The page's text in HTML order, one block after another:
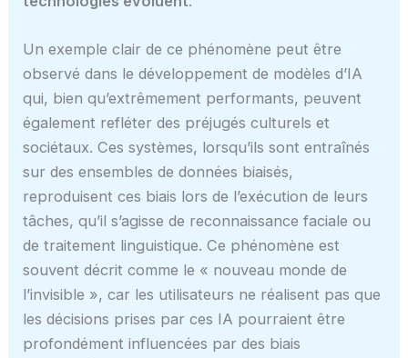
Un exemple clair de ce phénomène peut être
observé dans le développement de modèles d’IA
qui, bien qu’extrêmement performants, peuvent
également refléter des préjugés culturels et
sociétaux. Ces systèmes, lorsqu’ils sont entraînés
sur des ensembles de données biaisés,
reproduisent ces biais lors de l’exécution de leurs
tâches, qu’il s’agisse de reconnaissance faciale ou
de traitement linguistique. Ce phénomène est
souvent décrit comme le « nouveau monde de
l’invisible », car les utilisateurs ne réalisent pas que
les décisions prises par ces IA pourraient être
profondément influencées par des biais